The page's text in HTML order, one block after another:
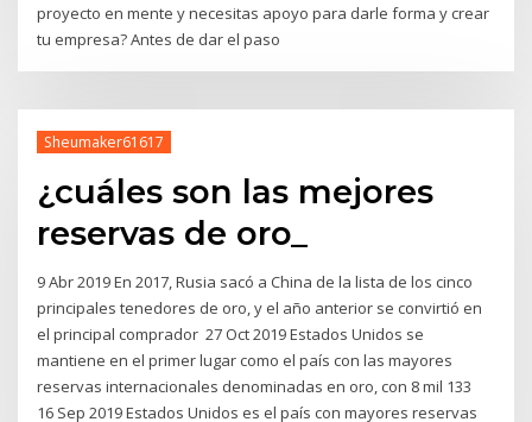
proyecto en mente y necesitas apoyo para darle forma y crear
tu empresa? Antes de dar el paso
Sheumaker61617
¿cuáles son las mejores
reservas de oro_
9 Abr 2019 En 2017, Rusia sacó a China de la lista de los cinco
principales tenedores de oro, y el año anterior se convirtió en
el principal comprador 27 Oct 2019 Estados Unidos se
mantiene en el primer lugar como el país con las mayores
reservas internacionales denominadas en oro, con 8 mil 133
16 Sep 2019 Estados Unidos es el país con mayores reservas